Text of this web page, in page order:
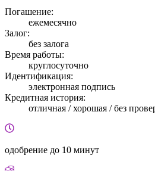
Погашение:
ежемесячно
Залог:
без залога
Время работы:
круглосуточно
Идентификация:
электронная подпись
Кредитная история:
отличная / хорошая / без
одобрение до 10 минут